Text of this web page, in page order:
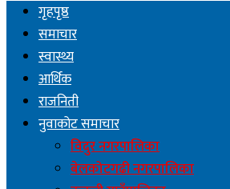
गृहपृष्ठ
समाचार
स्वास्थ्य
आर्थिक
राजनिती
नुवाकोट समाचार
विदुर नगरपालिका
बेलकोटगढी नगरपालिका